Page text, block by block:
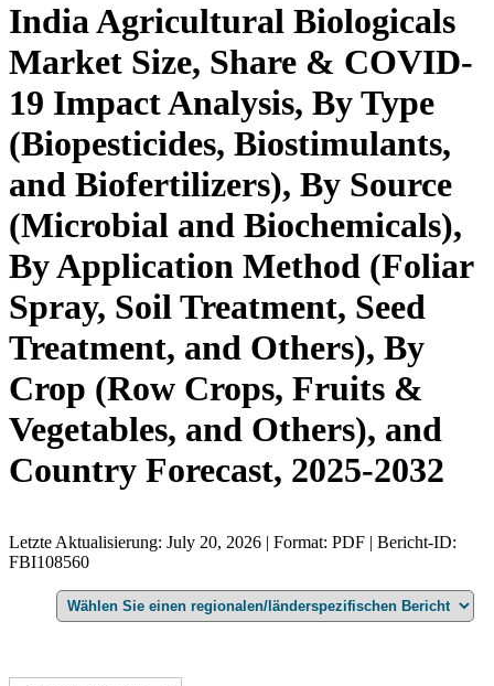
India Agricultural Biologicals
Market Size, Share & COVID-
19 Impact Analysis, By Type
(Biopesticides, Biostimulants,
and Biofertilizers), By Source
(Microbial and Biochemicals),
By Application Method (Foliar
Spray, Soil Treatment, Seed
Treatment, and Others), By
Crop (Row Crops, Fruits &
Vegetables, and Others), and
Country Forecast, 2025-2032
Letzte Aktualisierung: July 20, 2026 | Format: PDF | Bericht-ID:
FBI108560